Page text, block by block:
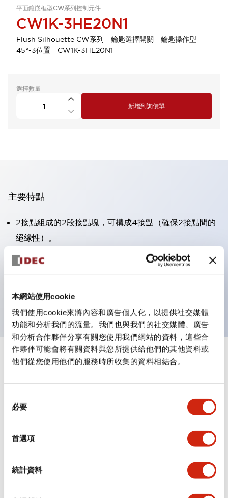
本網站使用cookie
我們使用cookie來將內容和廣告個人化，以提供社交媒體
功能和分析我們的流量。我們也與我們的社交媒體、廣告
和分析合作夥伴分享有關您使用我們網站的資料，這些合
作夥伴可能會將有關資料與您所提供給他們的其他資料或
他們從您使用他們的服務時所收集的資料相結合。
必要
首選項
統計資料
平面鑲嵌框型CW系列控制元件
CW1K-3HE20N1
Flush Silhouette CW系列 鑰匙選擇開關 鑰匙操作型
45°-3位置 CW1K-3HE20N1
選擇數量
新增到詢價單
主要特點
2接點組成的2段接點塊，可構成4接點（確保2接點間的
絕緣性）。
面板深度39.9mm（※11段接點塊）、59.9mm（※22段
接點塊）。可實現省空間設計。
防護結構
規格
審美規範
環境規範
功能規格
機械規格